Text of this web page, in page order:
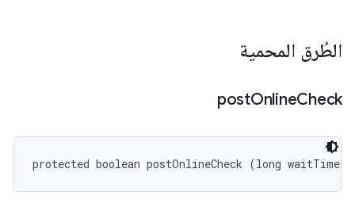
الطُرق المحمية
postOnlineCheck
protected boolean postOnlineCheck (long waitTime)